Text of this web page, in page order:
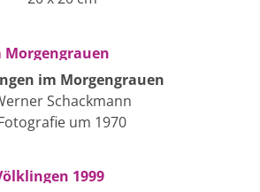
im Morgengrauen
Schackmann
um 1970